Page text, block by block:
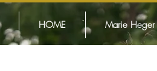
HOME Marie Heger